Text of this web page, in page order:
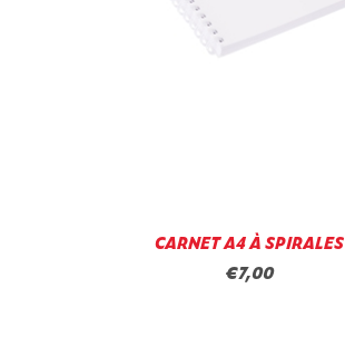
CARNET A4 À SPIRALES
€7,00